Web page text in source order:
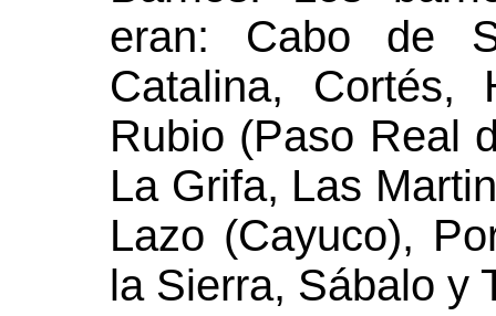
eran: Cabo de
Catalina, Cortés,
Rubio (Paso Real
La Grifa, Las
Lazo (Cayuco),
la Sierra, Sábalo y